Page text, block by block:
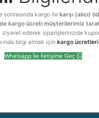
sonrasında kargo ilekarşı (alıcı)
kargo ücreti müşterilerimiz
ziyaret ederek siparişlerinizde
bilgi almak içinkargo ücretleri
Whatsapp İle İletişime Geç